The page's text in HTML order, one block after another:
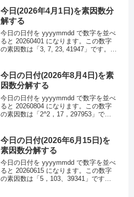
ャッド数ではありません。注 : ハー
シ...
今日(2026年4月1日)を素因数分
解する
今日の日付を yyyymmdd で数字を並べ
ると 20260401 になります。この数字
の素因数は「3, 7, 23, 41947」です。素
シャッド数ではありません。
今日の日付(2026年8月4日)を素
因数分解する
今日の日付を yyyymmdd で数字を並べ
ると 20260804 になります。この数字
の素因数は「2^2，17，297953」で
はハーシャッド数ではありません。注 :
ハ...
今日の日付(2026年6月15日)を
素因数分解する
今日の日付を yyyymmdd で数字を並べ
ると 20260615 になります。この数字
の素因数は「5，103、39341」です。